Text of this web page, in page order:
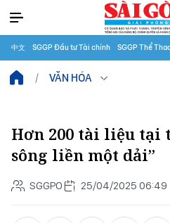
中文 SGGP Đầu tư Tài chính SGGP Thể
VĂN HÓA
Hơn 200 tài liệu tại
sông liền một dải”
SGGPO 25/04/2025 06:49